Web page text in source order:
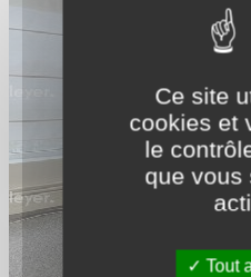
Ce site
cookies et
le
que vous
Tout